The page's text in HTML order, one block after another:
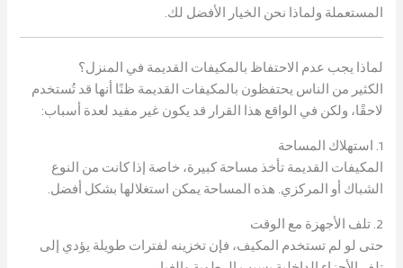
المستعملة ولماذا نحن الخيار الأفضل لك.
لماذا يجب عدم الاحتفاظ بالمكيفات القديمة في المنزل؟
الكثير من الناس يحتفظون بالمكيفات القديمة ظنًا أنها قد تُستخدم
لاحقًا، ولكن في الواقع هذا القرار قد يكون غير مفيد لعدة أسباب:
1. استهلاك المساحة
المكيفات القديمة تأخذ مساحة كبيرة، خاصة إذا كانت من النوع
الشباك أو المركزي. هذه المساحة يمكن استغلالها بشكل أفضل.
2. تلف الأجهزة مع الوقت
حتى لو لم تستخدم المكيف، فإن تخزينه لفترات طويلة يؤدي إلى